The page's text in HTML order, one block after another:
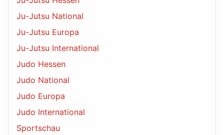
Ju-Jutsu National
Ju-Jutsu Europa
Ju-Jutsu International
Judo Hessen
Judo National
Judo Europa
Judo International
Sportschau